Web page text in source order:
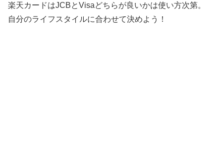
楽天カードはJCBとVisaどちらが良いかは使い方次第。
自分のライフスタイルに合わせて決めよう！